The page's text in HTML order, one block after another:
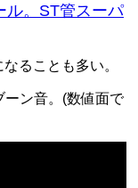
ル。ST管スーパ
ることも多い。
ーン音。(数値面で